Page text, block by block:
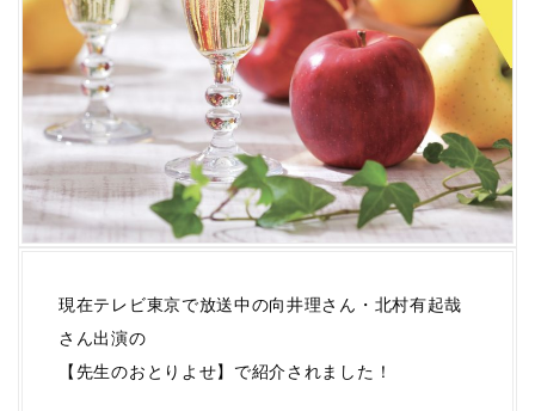
現在テレビ東京で放送中の向井理さん・北村有起哉
さん出演の
【先生のおとりよせ】で紹介されました！